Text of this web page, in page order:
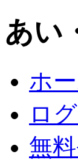
あい
ホ
ロ
無